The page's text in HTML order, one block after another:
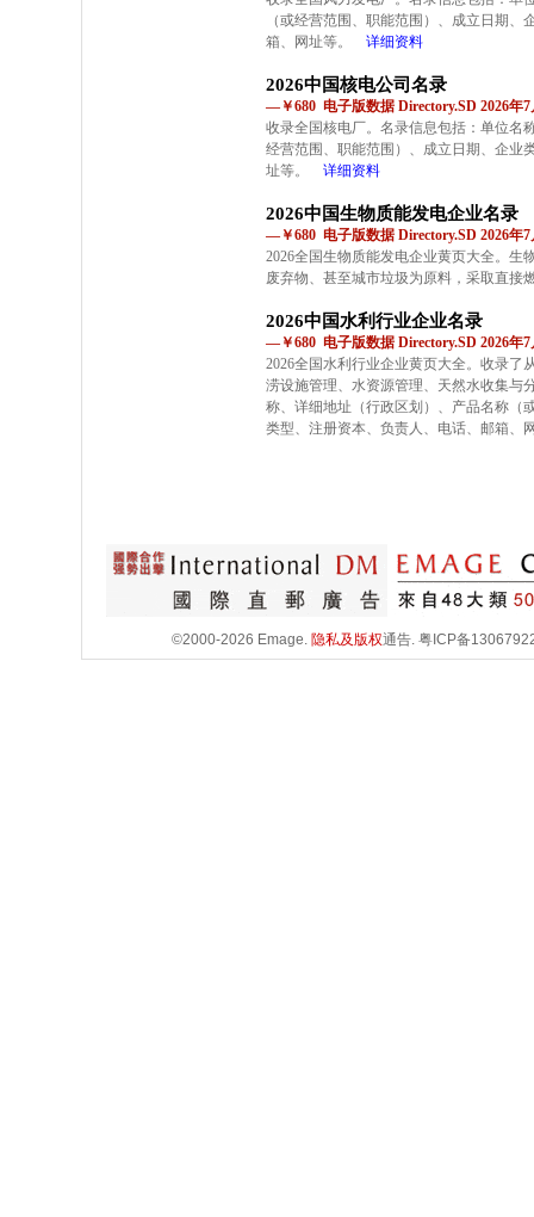
（或经营范围、职能范围）、成立日期
箱、网址等。
详细资料
2026中国核电公司名录
—￥680 电子版数据 Directory.SD 2026年7
收录全国核电厂。名录信息包括：单位名
经营范围、职能范围）、成立日期、企业
址等。
详细资料
2026中国生物质能发电企业名录
—￥680 电子版数据 Directory.SD 2026年7
2026全国生物质能发电企业黄页大全。生
废弃物、甚至城市垃圾为原料，采取直接
2026中国水利行业企业名录
—￥680 电子版数据 Directory.SD 2026年7
2026全国水利行业企业黄页大全。收录了
涝设施管理、水资源管理、天然水收集与
称、详细地址（行政区划）、产品名称（
类型、注册资本、负责人、电话、邮箱、
©2000-2026 Emage. 隐私及版权通告. 粤ICP备